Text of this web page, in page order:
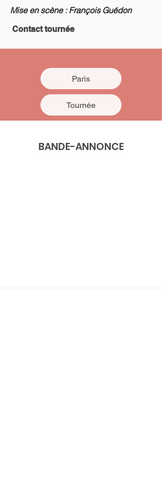
Mise en scène : François Guédon
Contact tournée
Paris
Tournée
BANDE-ANNONCE